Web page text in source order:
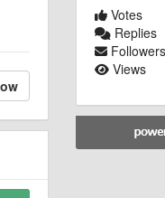
Votes
Replies
Followers
Views